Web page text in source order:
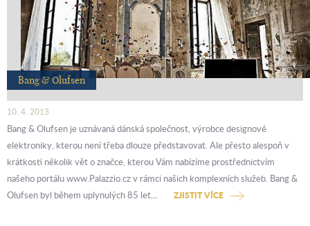
Bang & Olufsen
10. 4. 2013
Bang & Olufsen je uznávaná dánská společnost, výrobce designové
elektroniky, kterou není třeba dlouze představovat. Ale přesto alespoň v
krátkosti několik vět o značce, kterou Vám nabízíme prostřednictvím
našeho portálu www.Palazzio.cz v rámci našich komplexních služeb. Bang &
Olufsen byl během uplynulých 85 let…
ZJISTIT VÍCE